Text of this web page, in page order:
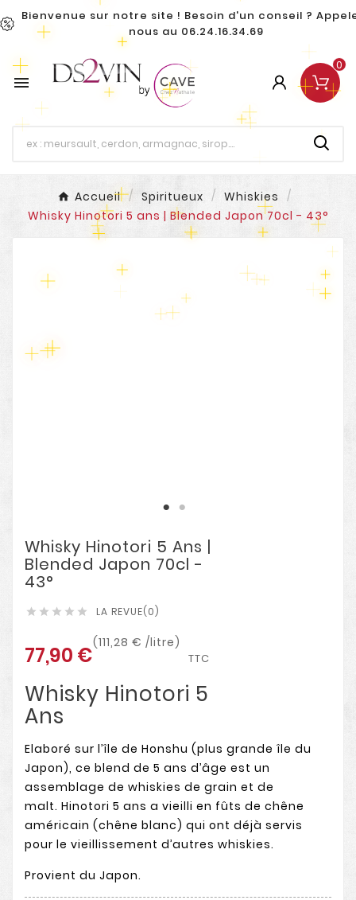
Bienvenue sur notre site ! Besoin d'un conseil ?
nous au 06.24.16.34.69

0
Accueil Spiritueux
Whiskies
Whisky Hinotori 5 ans | Blended Japon 70cl - 43°
Whisky Hinotori 5 Ans |
Blended Japon 70cl -
43°
     LA REVUE(0)
77,90 €(111,28 € /litre)
TTC
Whisky Hinotori 5
Ans
Elaboré sur l’île de Honshu (plus grande île du
Japon), ce blend de 5 ans d’âge est un
assemblage de whiskies de grain et de
malt. Hinotori 5 ans a vieilli en fûts de chêne
américain (chêne blanc) qui ont déjà servis
pour le vieillissement d’autres whiskies.
Provient du Japon.